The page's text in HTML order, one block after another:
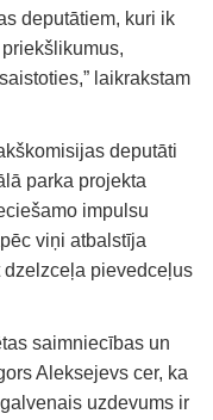
deputātiem, kuri ik
laikrakstam
deputāti
parka projekta
impulsu
viņi atbalstīja
pievedceļus
saimniecības un
Aleksejevs cer, ka
uzdevums ir